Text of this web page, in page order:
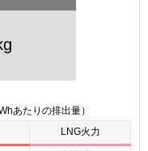
あたりの排出量）
LNG火力